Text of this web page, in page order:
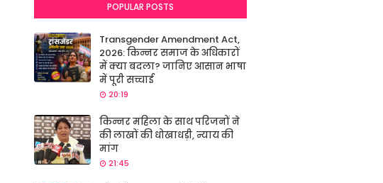
POPULAR POSTS
Transgender Amendment Act,
2026: किन्नर समाज के अधिकारों
में क्या बदला? जानिए आसान भाषा
में पूरी सच्चाई
20:19
किन्नर महिला के साथ परिजनों ने
की लाखों की धोखाधड़ी, न्याय की
मांग
21:45